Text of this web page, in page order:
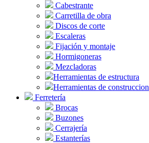
Cabestrante
Carretilla de obra
Discos de corte
Escaleras
Fijación y montaje
Hormigoneras
Mezcladoras
Herramientas de estructura
Herramientas de construccion
Ferretería
Brocas
Buzones
Cerrajería
Estanterías